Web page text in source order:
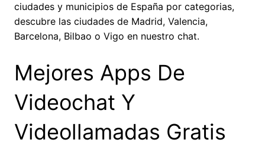
ciudades y municipios de España por categorias,
descubre las ciudades de Madrid, Valencia,
Barcelona, Bilbao o Vigo en nuestro chat.
Mejores Apps De
Videochat Y
Videollamadas Gratis